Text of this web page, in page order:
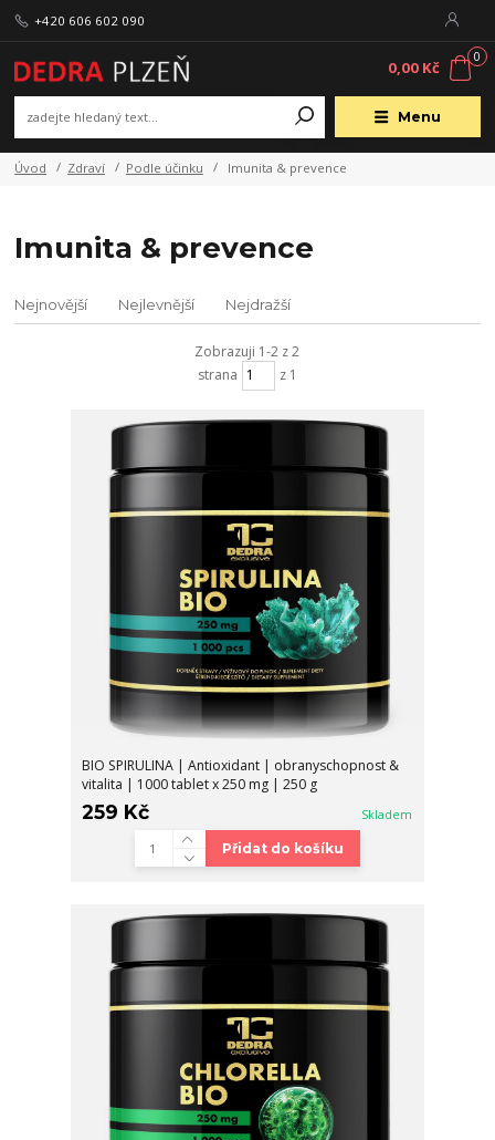
Menu
+420 606 602 090
0
0,00 Kč
Úvod Zdraví Podle účinku Imunita & prevence
Imunita & prevence
Nejnovější Nejlevnější Nejdražší
Zobrazuji 1-2 z 2
strana
z 1
BIO SPIRULINA | Antioxidant | obranyschopnost &
vitalita | 1000 tablet x 250 mg | 250 g
259 Kč Skladem
Přidat do košíku